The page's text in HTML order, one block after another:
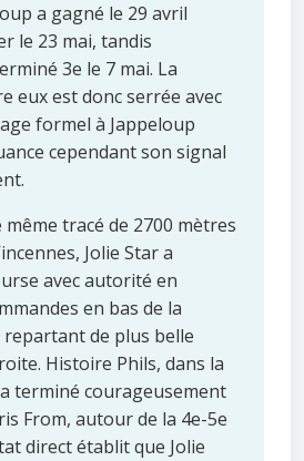
a gagné le 29 avril
le 23 mai, tandis
3e le 7 mai. La
eux est donc serrée avec
formel à Jappeloup
cependant son signal
même tracé de 2700 mètres
Jolie Star a
avec autorité en
en bas de la
repartant de plus belle
Histoire Phils, dans la
terminé courageusement
From, autour de la 4e-5e
direct établit que Jolie